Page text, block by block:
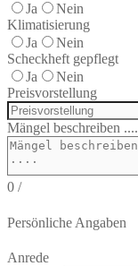
Ja
Nein
Klimatisierung
Ja
Nein
Scheckheft gepflegt
Ja
Nein
Preisvorstellung
Mängel beschreiben ....
0 /
Persönliche Angaben
Anrede